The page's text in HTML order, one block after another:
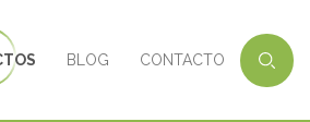
BLOG CONTACTO